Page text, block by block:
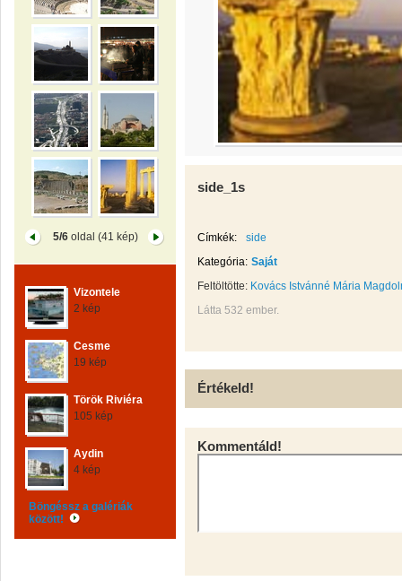
5/6oldal (41 kép)
Vizontele
2 kép
Cesme
19 kép
Török Riviéra
105 kép
Aydin
4 kép
Böngéssz a galériák
között!
side_1s
Címkék:
side
Kategória: Saját
Feltöltötte: Kovács Istvánné Mária
Látta 532 ember.
Értékeld!
Kommentáld!